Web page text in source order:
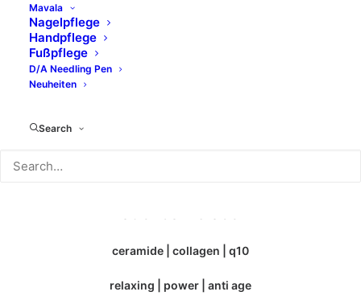
Mavala
Nagelpflege
Handpflege
Fußpflege
D/A Needling Pen
Neuheiten
Search
ceramide | collagen | q10
relaxing | power | anti age